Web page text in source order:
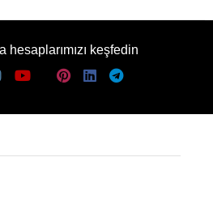
hesaplarımızı keşfedin